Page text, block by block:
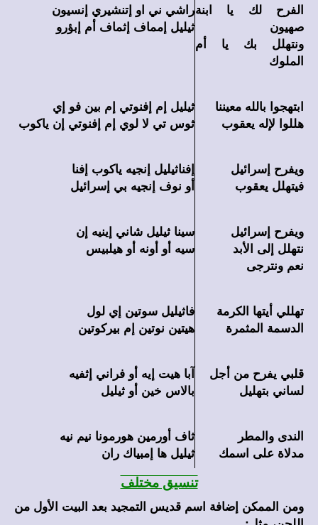
الفرح لك يا ابنة
صهيون
ونتهلل بك يا أم
الملوك
راشي ني او إتنشيري إنسيون
ثيليل إمماف إثماف أم إبؤرو
ابتهجوا بالله معيننا
هللوا لإله يعقوب
ثيليل إم إفنوتي إم بين فو إي
ثوس تي لا لوي إم إفنوتي إن ياكوب
ويفرح إسرائيل
فيتهلل يعقوب
إفناثيليل إنجيه ياكوب إفنا
أو نوف إنجيه بي إسرائيل
ويفرح إسرائيل
نتهلل إلى الأبد
نعم ونترجى
سينا ثيليل شاني إينيه إن
سيه أو أونه أو هيلبيس
تهللي أيتها الكرمة
الدسمة المثمرة
فاثيليل سوتين إي لول
هيتين نوتين إم بيركوتين
قلبي يفرح من أجل
لساني بتهليل
آبا هيت إيه أو فراني إثفيه
بالاس خين أو ثيليل
الندى والمطر
مدلاة على اسمك
ثاف أورمين هورمونا نيم نيه
ثيليل ها إمبياك ران
تنسيق مختلف
ومن الممكن إضافة اسم قديس التمجيد بعد البيت الأول من